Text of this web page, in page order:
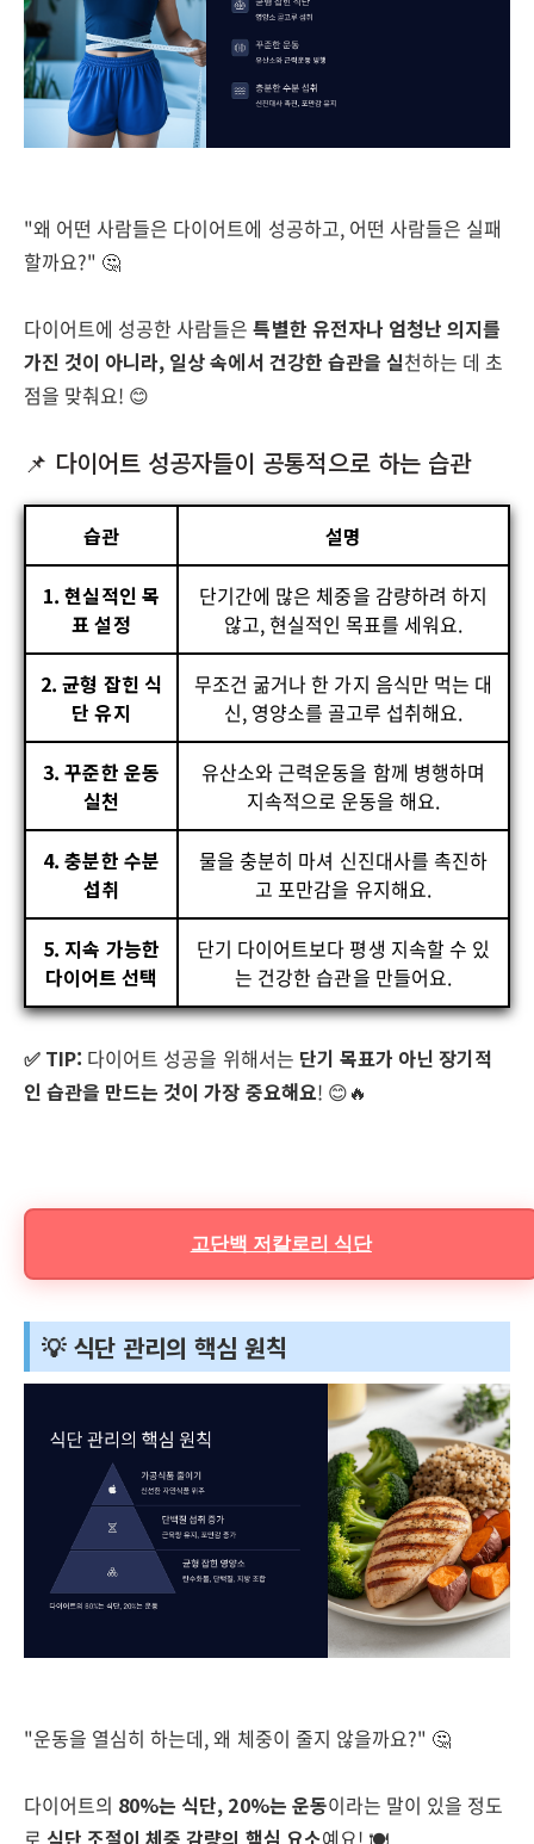
"왜 어떤 사람들은 다이어트에 성공하고, 어떤 사람들은 실패
할까요?" 🤔
다이어트에 성공한 사람들은특별한 유전자나 엄청난 의지를
가진 것이 아니라, 일상 속에서 건강한 습관을 실천하는 데 초
점을 맞춰요! 😊
📌 다이어트 성공자들이 공통적으로 하는 습관
습관 설명
1. 현실적인 목
표 설정
단기간에 많은 체중을 감량하려 하지
않고, 현실적인 목표를 세워요.
2. 균형 잡힌 식
단 유지
무조건 굶거나 한 가지 음식만 먹는 대
신, 영양소를 골고루 섭취해요.
3. 꾸준한 운동
실천
유산소와 근력운동을 함께 병행하며
지속적으로 운동을 해요.
4. 충분한 수분
섭취
물을 충분히 마셔 신진대사를 촉진하
고 포만감을 유지해요.
5. 지속 가능한
다이어트 선택
단기 다이어트보다 평생 지속할 수 있
는 건강한 습관을 만들어요.
✅ TIP: 다이어트 성공을 위해서는 단기 목표가 아닌 장기적
인 습관을 만드는 것이 가장 중요해요! 😊🔥
고단백 저칼로리 식단
💡 식단 관리의 핵심 원칙
"운동을 열심히 하는데, 왜 체중이 줄지 않을까요?" 🤔
다이어트의 80%는 식단, 20%는 운동이라는 말이 있을 정도
로 식단 조절이 체중 감량의 핵심 요소예요! 🍽️